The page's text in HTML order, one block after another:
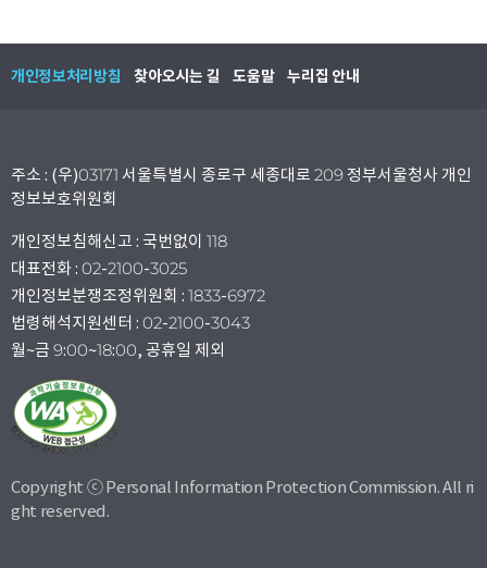
개인정보처리방침 찾아오시는 길 도움말 누리집 안내
주소 : (우)03171 서울특별시 종로구 세종대로 209 정부서울청사 개인
정보보호위원회
개인정보침해신고 : 국번없이 118
대표전화 : 02-2100-3025
개인정보분쟁조정위원회 : 1833-6972
법령해석지원센터 : 02-2100-3043
월~금 9:00~18:00, 공휴일 제외
Copyright ⓒ Personal Information Protection Commission. All ri
ght reserved.